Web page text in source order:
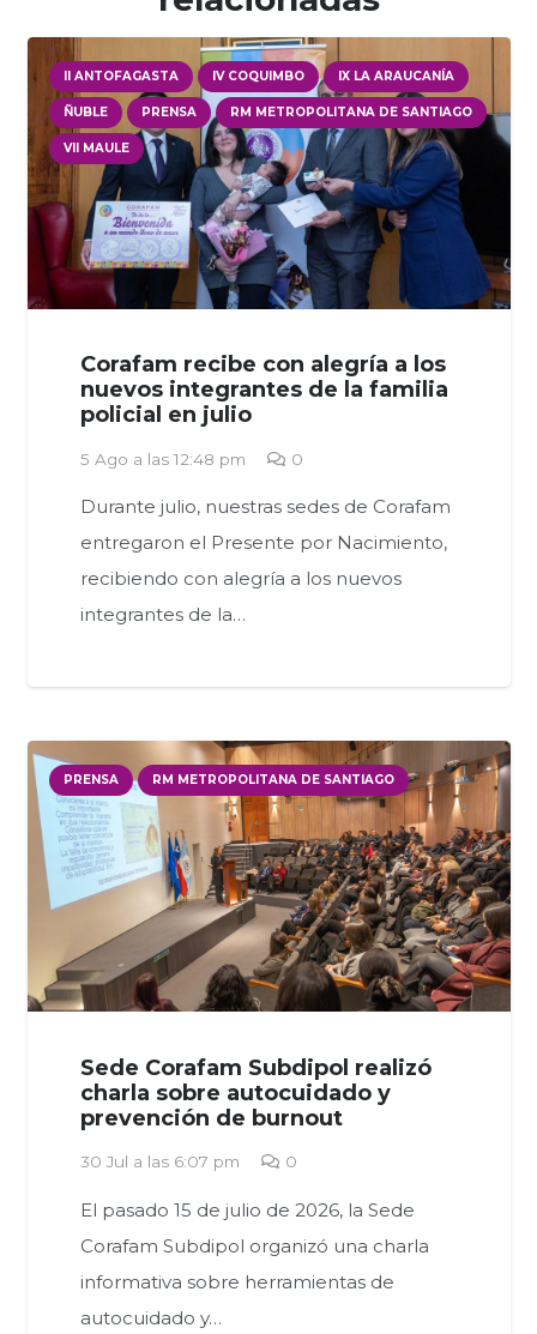
II ANTOFAGASTA IV COQUIMBO IX LA ARAUCANÍA
ÑUBLE PRENSA RM METROPOLITANA DE SANTIAGO
VII MAULE
Corafam recibe con alegría a los
nuevos integrantes de la familia
policial en julio
5 Ago a las 12:48 pm 0
Durante julio, nuestras sedes de Corafam
entregaron el Presente por Nacimiento,
recibiendo con alegría a los nuevos
integrantes de la…
PRENSA RM METROPOLITANA DE SANTIAGO
Sede Corafam Subdipol realizó
charla sobre autocuidado y
prevención de burnout
30 Jul a las 6:07 pm 0
El pasado 15 de julio de 2026, la Sede
Corafam Subdipol organizó una charla
informativa sobre herramientas de
autocuidado y…